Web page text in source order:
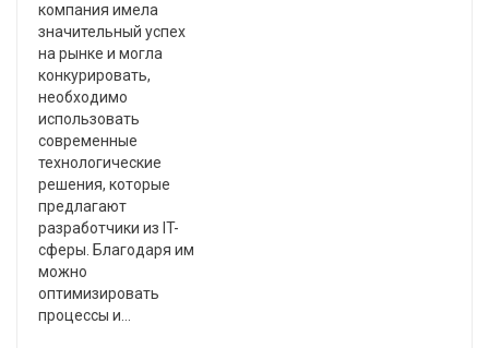
компания имела
значительный успех
на рынке и могла
конкурировать,
необходимо
использовать
современные
технологические
решения, которые
предлагают
разработчики из IT-
сферы. Благодаря им
можно
оптимизировать
процессы и…